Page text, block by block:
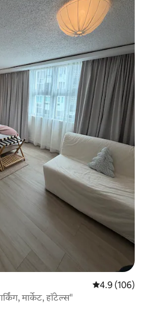
5 पैकी 4.9
4.9 (106)
मार्केट, हॉटेल्स"